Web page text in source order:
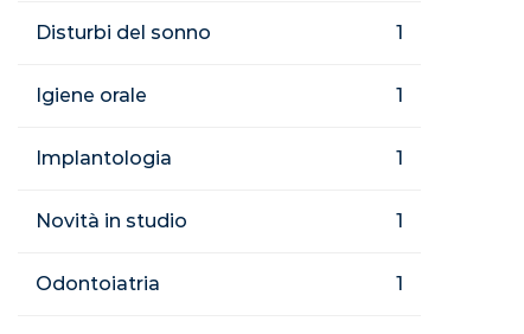
Disturbi del sonno 1
Igiene orale 1
Implantologia 1
Novità in studio 1
Odontoiatria 1